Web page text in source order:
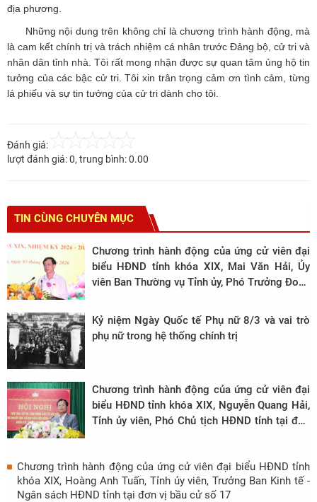
địa phương.
Những nội dung trên không chỉ là chương trình hành động, mà
là cam kết chính trị và trách nhiệm cá nhân trước Đảng bộ, cử tri và
nhân dân tỉnh nhà. Tôi rất mong nhận được sự quan tâm ủng hộ tin
tưởng của các bậc cử tri. Tôi xin trân trọng cảm ơn tình cảm, từng
lá phiếu và sự tin tưởng của cử tri dành cho tôi.
Đánh giá:
lượt đánh giá:0, trung bình:0.00
TIN CÙNG CHUYÊN MỤC
Chương trình hành động của ứng cử viên đại
biểu HĐND tỉnh khóa XIX, Mai Văn Hải, Ủy
viên Ban Thường vụ Tỉnh ủy, Phó Trưởng Đoàn
đơn vị bầu cử số 12
Kỷ niệm Ngày Quốc tế Phụ nữ 8/3 và vai trò
phụ nữ trong hệ thống chính trị
Chương trình hành động của ứng cử viên đại
biểu HĐND tỉnh khóa XIX, Nguyễn Quang Hải,
Tỉnh ủy viên, Phó Chủ tịch HĐND tỉnh tại đơn
Chương trình hành động của ứng cử viên đại biểu HĐND tỉnh
khóa XIX, Hoàng Anh Tuấn, Tỉnh ủy viên, Trưởng Ban Kinh tế -
Ngân sách HĐND tỉnh tại đơn vị bầu cử số 17